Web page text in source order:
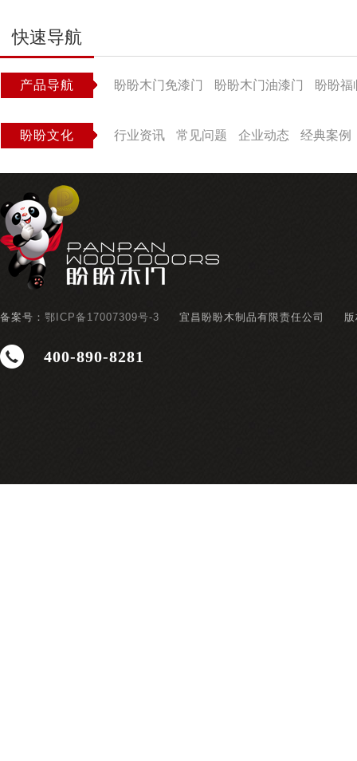
快速导航
产品导航 盼盼木门免漆门 盼盼木门油漆门 盼盼福
盼盼文化 行业资讯 常见问题 企业动态 经典案例
备案号： 鄂ICP备17007309号-3 宜昌盼盼木制品有限责任公司
400-890-8281